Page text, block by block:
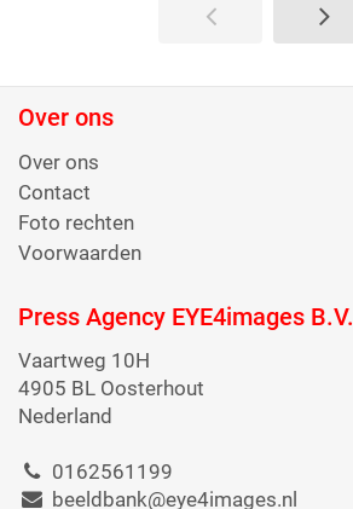
Over ons
Over ons
Contact
Foto rechten
Voorwaarden
Press Agency EYE4images B.V.
Vaartweg 10H
4905 BL Oosterhout
Nederland
0162561199
beeldbank@eye4images.nl